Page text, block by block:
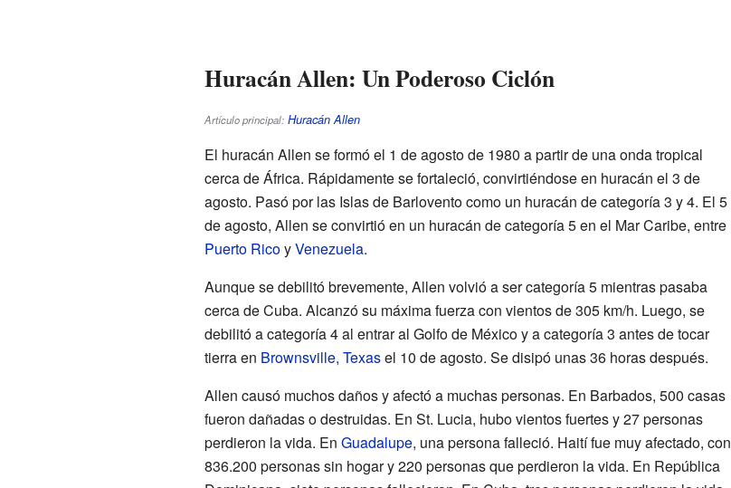
Huracán Allen: Un Poderoso Ciclón
Artículo principal: Huracán Allen
El huracán Allen se formó el 1 de agosto de 1980 a partir de una onda tropical
cerca de África. Rápidamente se fortaleció, convirtiéndose en huracán el 3 de
agosto. Pasó por las Islas de Barlovento como un huracán de categoría 3 y 4. El 5
de agosto, Allen se convirtió en un huracán de categoría 5 en el Mar Caribe, entre
Puerto RicoyVenezuela.
Aunque se debilitó brevemente, Allen volvió a ser categoría 5 mientras pasaba
cerca de Cuba. Alcanzó su máxima fuerza con vientos de 305 km/h. Luego, se
debilitó a categoría 4 al entrar al Golfo de México y a categoría 3 antes de tocar
tierra en Brownsville, Texasel 10 de agosto. Se disipó unas 36 horas después.
Allen causó muchos daños y afectó a muchas personas. En Barbados, 500 casas
fueron dañadas o destruidas. En St. Lucia, hubo vientos fuertes y 27 personas
perdieron la vida. En Guadalupe, una persona falleció. Haití fue muy afectado, con
836.200 personas sin hogar y 220 personas que perdieron la vida. En República